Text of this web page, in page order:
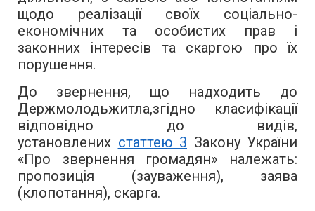
щодо реалізації своїх соціально-
економічних та особистих прав і
законних інтересів та скаргою про їх
порушення.
До звернення, що надходить до
Держмолодьжитла,згідно класифікації
відповідно до видів,
установлених статтею 3 Закону України
«Про звернення громадян» належать:
пропозиція (зауваження), заява
(клопотання), скарга.